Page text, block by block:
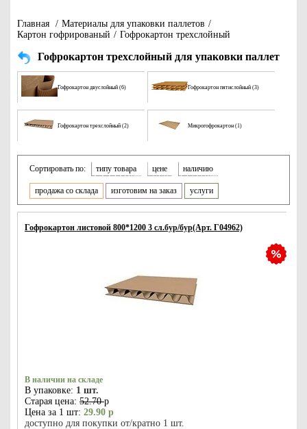
Главная / Материалы для упаковки паллетов /
Картон гофрированый / Гофрокартон трехслойный
Гофрокартон трехслойный для упаковки паллет
Гофрокартон двуслойный (6) Гофрокартон пятислойный (3)
Гофрокартон трехслойный (2) Микрогофрокартон (1)
Сортировать по: типу товара цене наличию
продажа со склада изготовим на заказ услуги
Гофрокартон листовой 800*1200 3 сл.бур/бур(Арт. Г04962)
В наличии на складе
В упаковке: 1 шт.
Старая цена: 52.70р
Цена за 1 шт: 29.90 р
доступно для покупки от/кратно 1 шт.